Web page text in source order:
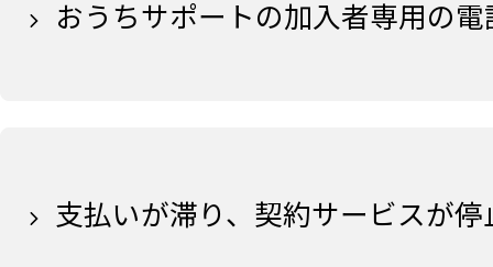
おうちサポートの加入者専用の
支払いが滞り、契約サービスが